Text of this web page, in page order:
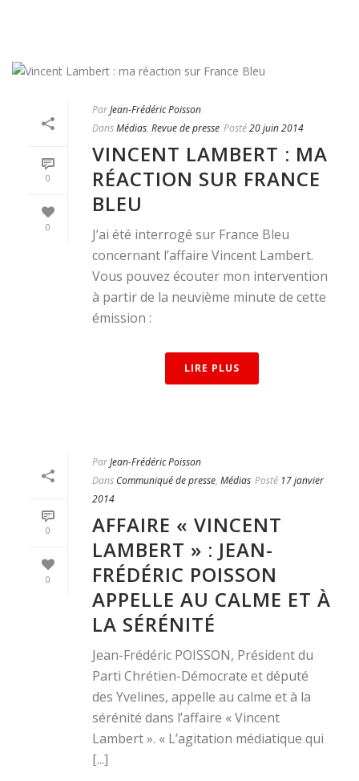
0
0
ParJean-Frédéric Poisson
DansMédias, Revue de presse Posté20 juin 2014
VINCENT LAMBERT : MA
RÉACTION SUR FRANCE
BLEU
J’ai été interrogé sur France Bleu
concernant l’affaire Vincent Lambert.
Vous pouvez écouter mon intervention
à partir de la neuvième minute de cette
émission :
LIRE PLUS
0
0
ParJean-Frédéric Poisson
Dans Communiqué de presse, Médias Posté 17 janvier
2014
AFFAIRE « VINCENT
LAMBERT » : JEAN-
FRÉDÉRIC POISSON
APPELLE AU CALME ET À
LA SÉRÉNITÉ
Jean-Frédéric POISSON, Président du
Parti Chrétien-Démocrate et député
des Yvelines, appelle au calme et à la
sérénité dans l’affaire « Vincent
Lambert ». « L’agitation médiatique qui
[...]